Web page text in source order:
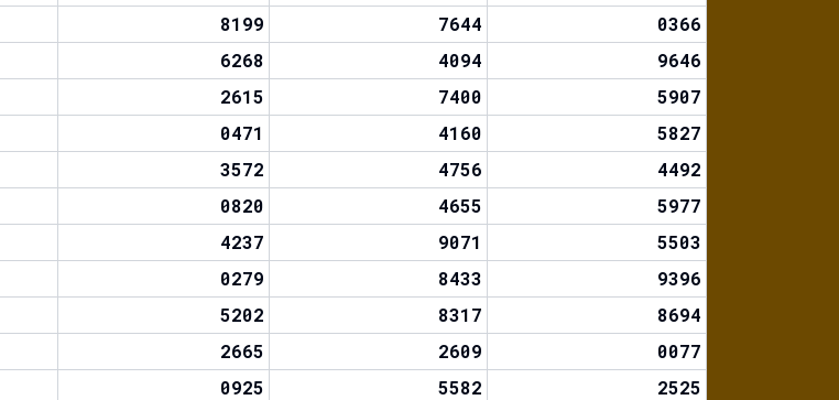
8199 7644
0366
6268 4094
9646
2615 7400
5907
0471 4160
5827
3572 4756
4492
0820 4655
5977
4237 9071
5503
0279 8433
9396
5202 8317
8694
2665 2609
0077
0925 5582
2525